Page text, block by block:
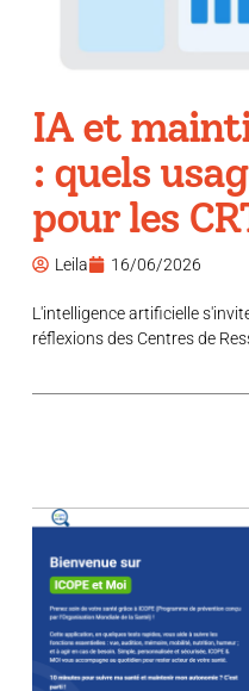
IA et
: quels
pour les
Leila 16/06/2026
L'intelligence artificielle
réflexions des Centres de